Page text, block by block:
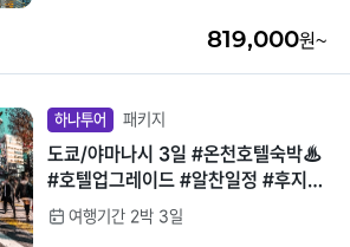
819,000원~
하나투어 패키지
도쿄/야마나시 3일 #온천호텔숙박♨
#호텔업그레이드 #알찬일정 #후지산
절경 #2025베스트셀러
여행기간 2박 3일